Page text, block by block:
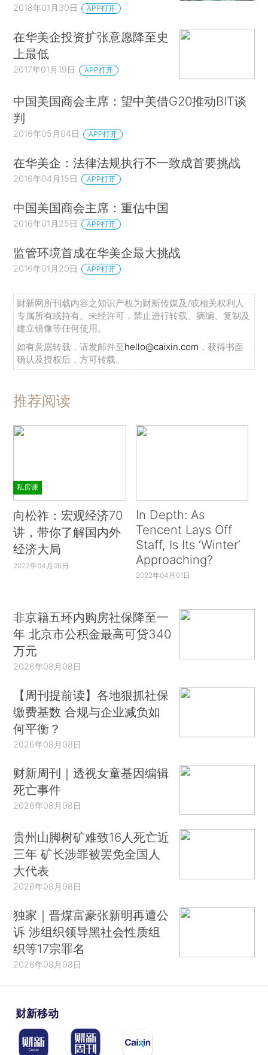
2018年01月30日 APP打开
在华美企投资扩张意愿降至史
上最低
2017年01月19日 APP打开
中国美国商会主席：望中美借G20推动BIT谈
判
2016年05月04日 APP打开
在华美企：法律法规执行不一致成首要挑战
2016年04月15日 APP打开
中国美国商会主席：重估中国
2016年01月25日 APP打开
监管环境首成在华美企最大挑战
2016年01月20日 APP打开
财新网所刊载内容之知识产权为财新传媒及/或相关权利人
专属所有或持有。未经许可，禁止进行转载、摘编、复制及
建立镜像等任何使用。
如有意愿转载，请发邮件至hello@caixin.com ，获得书面
确认及授权后，方可转载。
推荐阅读
私房课
向松祚：宏观经济70
讲，带你了解国内外
经济大局
2022年04月06日
In Depth: As
Tencent Lays Off
Staff, Is Its ‘Winter’
Approaching?
2022年04月01日
非京籍五环内购房社保降至一
年 北京市公积金最高可贷340
万元
2026年08月08日
【周刊提前读】各地狠抓社保
缴费基数 合规与企业减负如
何平衡？
2026年08月08日
财新周刊｜透视女童基因编辑
死亡事件
2026年08月08日
贵州山脚树矿难致16人死亡近
三年 矿长涉罪被罢免全国人
大代表
2026年08月08日
独家｜晋煤富豪张新明再遭公
诉 涉组织领导黑社会性质组
织等17宗罪名
2026年08月08日
财新移动